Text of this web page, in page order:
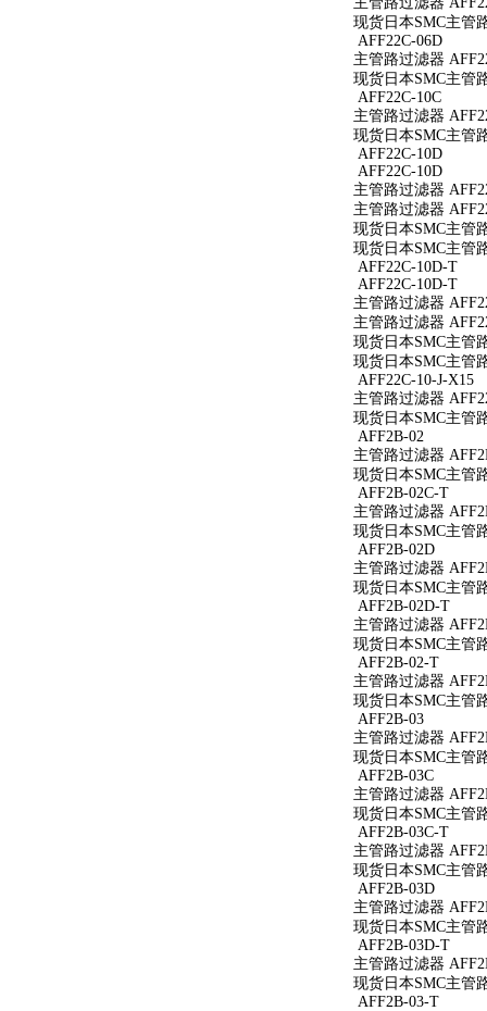
现货日本SMC主管
AFF22C-06D
主管路过滤器
现货日本SMC主管
AFF22C-10C
主管路过滤器
现货日本SMC主管
AFF22C-10D
AFF22C-10D
主管路过滤器
主管路过滤器
现货日本SMC主管
现货日本SMC主管
AFF22C-10D-T
AFF22C-10D-T
主管路过滤器
主管路过滤器
现货日本SMC主管
现货日本SMC主管
AFF22C-10-J-X15
主管路过滤器
现货日本SMC主管
AFF2B-02
主管路过滤器
现货日本SMC主管
AFF2B-02C-T
主管路过滤器
现货日本SMC主管
AFF2B-02D
主管路过滤器
现货日本SMC主管
AFF2B-02D-T
主管路过滤器
现货日本SMC主管
AFF2B-02-T
主管路过滤器
现货日本SMC主管
AFF2B-03
主管路过滤器
现货日本SMC主管
AFF2B-03C
主管路过滤器
现货日本SMC主管
AFF2B-03C-T
主管路过滤器
现货日本SMC主管
AFF2B-03D
主管路过滤器
现货日本SMC主管
AFF2B-03D-T
主管路过滤器
现货日本SMC主管
AFF2B-03-T